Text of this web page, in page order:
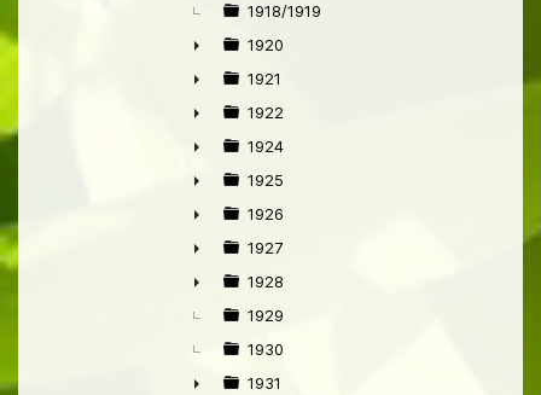
1918/1919
►
1920
►
1921
►
1922
►
1924
►
1925
►
1926
►
1927
►
1928
1929
1930
1931